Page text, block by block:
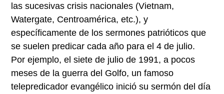
las sucesivas crisis nacionales (Vietnam,
Watergate, Centroamérica, etc.), y
específicamente de los sermones patrióticos que
se suelen predicar cada año para el 4 de julio.
Por ejemplo, el siete de julio de 1991, a pocos
meses de la guerra del Golfo, un famoso
telepredicador evangélico inició su sermón del día